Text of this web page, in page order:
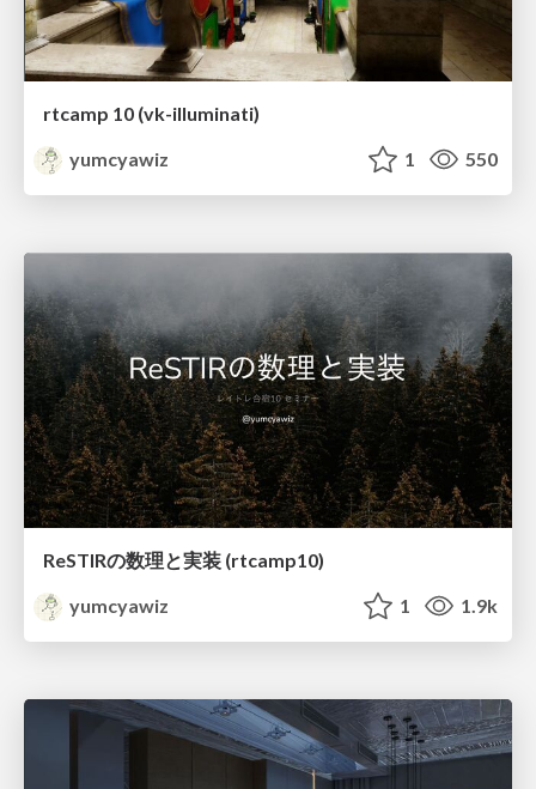
rtcamp 10 (vk-illuminati)
yumcyawiz
1 550
ReSTIRの数理と実装 (rtcamp10)
yumcyawiz
1 1.9k